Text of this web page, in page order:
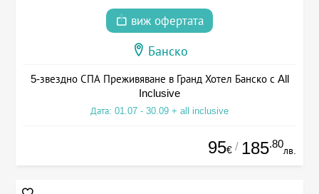
виж офертата
Банско
5-звездно СПА Преживяване в Гранд Хотел Банско с All
Inclusive
Дата: 01.07 - 30.09 + all inclusive
95€ / 185.80
лв.